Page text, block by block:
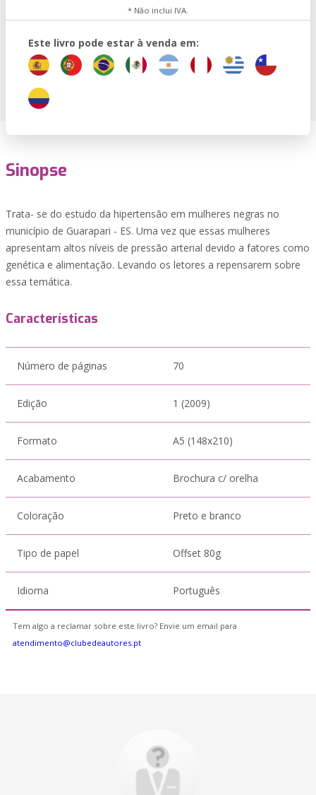
* Não inclui IVA.
Este livro pode estar à venda em:
Sinopse
Trata- se do estudo da hipertensão em mulheres negras no
município de Guarapari - ES. Uma vez que essas mulheres
apresentam altos níveis de pressão arterial devido a fatores como
genética e alimentação. Levando os letores a repensarem sobre
essa temática.
Características
Número de páginas 70
Edição 1 (2009)
Formato A5 (148x210)
Acabamento Brochura c/ orelha
Coloração Preto e branco
Tipo de papel Offset 80g
Idioma Português
Tem algo a reclamar sobre este livro? Envie um email para
atendimento@clubedeautores.pt